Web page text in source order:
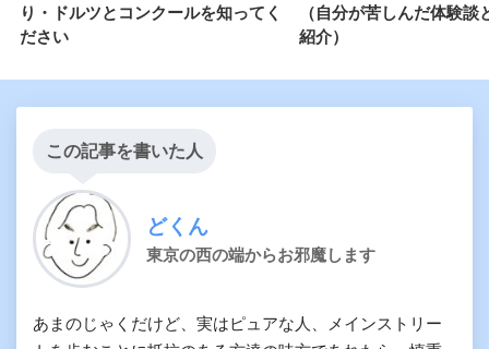
り・ドルツとコンクールを知ってく
ださい
（自分が苦しんだ体験談
紹介）
この記事を書いた人
どくん
東京の西の端からお邪魔します
あまのじゃくだけど、実はピュアな人、メインストリー